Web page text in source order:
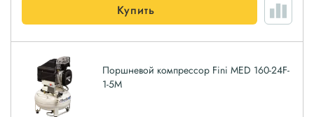
Купить
Поршневой компрессор Fini MED 160-24F-
1-5M